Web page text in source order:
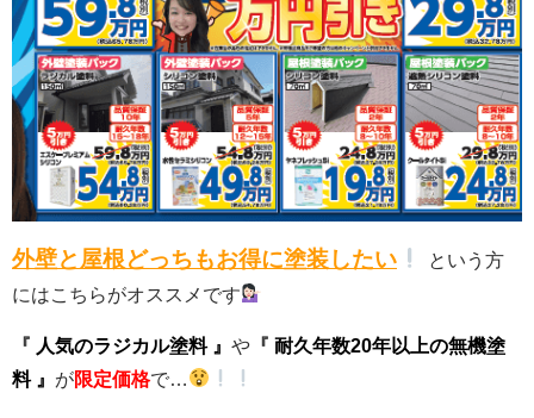
外壁と屋根どっちもお得に塗装したい
という方
にはこちらがオススメです
『 人気のラジカル塗料 』 や 『 耐久年数20年以上の無機塗
料 』 が限定価格で…